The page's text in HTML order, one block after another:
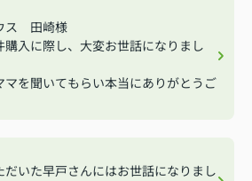
ス 田崎様
購入に際し、大変お世話になりまし
マを聞いてもらい本当にありがとうご
だいた早戸さんにはお世話になりまし